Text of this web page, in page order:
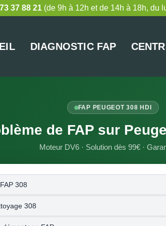
37 88 21 (de 9h à 12h et de 14h à 18h, du
DIAGNOSTIC FAP
FAP PEUGEOT 308 HDI
de FAP sur
Moteur DV6 · Solution dès 99€ ·
308
308